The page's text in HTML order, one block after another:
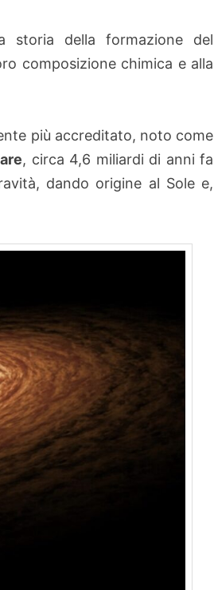
storia della formazione del
composizione chimica e alla
più accreditato, noto come
, circa 4,6 miliardi di anni fa
dando origine al Sole e,